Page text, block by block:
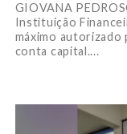
GIOVANA
Instituição
máximo autorizado
conta capital....